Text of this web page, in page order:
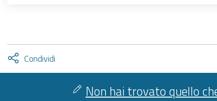
Condividi
facebook
twitter
Attiva
condividi
Non hai trovato quello